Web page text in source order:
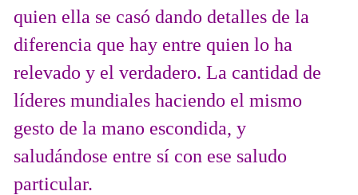
quien ella se casó dando detalles de la
diferencia que hay entre quien lo ha
relevado y el verdadero. La cantidad de
líderes mundiales haciendo el mismo
gesto de la mano escondida, y
saludándose entre sí con ese saludo
particular.